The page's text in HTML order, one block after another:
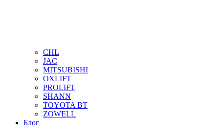
CHL
JAC
MITSUBISHI
OXLIFT
PROLIFT
SHANN
TOYOTA BT
ZOWELL
Блог